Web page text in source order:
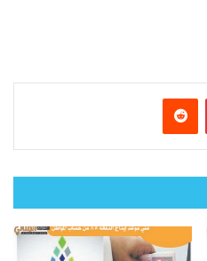
بينتيريست